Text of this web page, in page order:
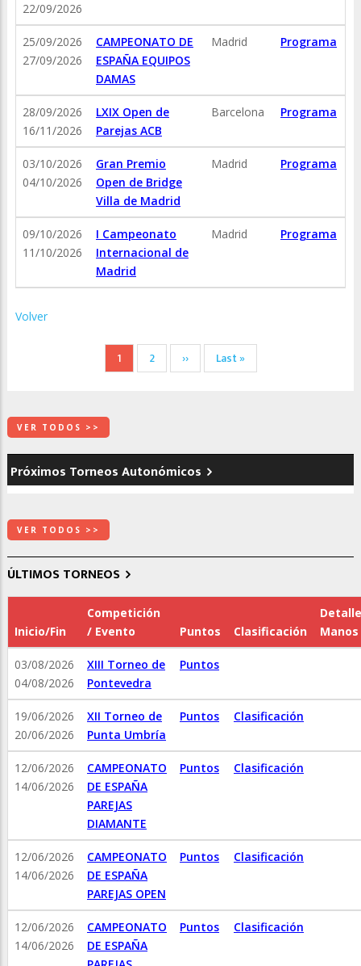
22/09/2026
25/09/2026
27/09/2026
CAMPEONATO DE
ESPAÑA EQUIPOS
DAMAS
Madrid Programa
28/09/2026
16/11/2026
LXIX Open de
Parejas ACB
Barcelona Programa
03/10/2026
04/10/2026
Gran Premio
Open de Bridge
Villa de Madrid
Madrid Programa
09/10/2026
11/10/2026
I Campeonato
Internacional de
Madrid
Madrid Programa
Volver
Página
actual
1 Página
2
Siguiente
página
››
Última
página
Last »
VER TODOS >>
Próximos Torneos Autonómicos
VER TODOS >>
ÚLTIMOS TORNEOS
Inicio/Fin
Competición
/ Evento
Puntos Clasificación
Detalle
Manos
03/08/2026
04/08/2026
XIII Torneo de
Pontevedra
Puntos
19/06/2026
20/06/2026
XII Torneo de
Punta Umbría
Puntos Clasificación
12/06/2026
14/06/2026
CAMPEONATO
DE ESPAÑA
PAREJAS
DIAMANTE
Puntos Clasificación
12/06/2026
14/06/2026
CAMPEONATO
DE ESPAÑA
PAREJAS OPEN
Puntos Clasificación
12/06/2026
14/06/2026
CAMPEONATO
DE ESPAÑA
Puntos Clasificación